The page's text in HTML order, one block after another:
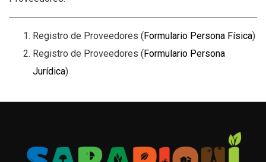
Registro de Proveedores (Formulario Persona Física)
Registro de Proveedores (Formulario Persona
Jurídica)